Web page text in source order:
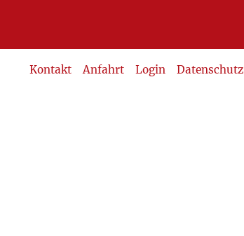
Kontakt Anfahrt Login Datenschutz